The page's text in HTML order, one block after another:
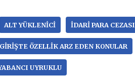
ALT YÜKLENICI IDARI PARA CEZASI
ÖZELLIK ARZ EDEN KONULAR
UYRUKLU